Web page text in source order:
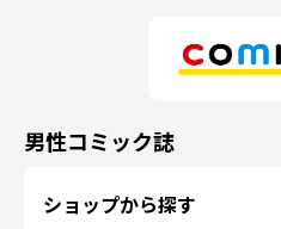
男性コミック誌
ショップから探す